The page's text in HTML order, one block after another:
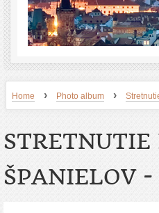
Home › Photo album ›
ŠPANIELOV